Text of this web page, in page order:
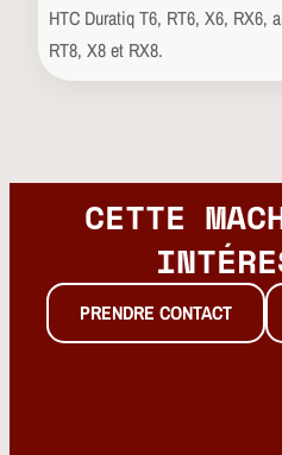
HTC Duratiq T6, RT6, X6, RX6,
RT8, X8 et RX8.
CETTE
PRENDRE CONTACT